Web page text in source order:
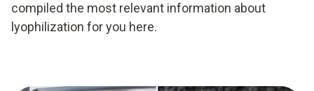
compiled the most relevant information about
lyophilization for you here.